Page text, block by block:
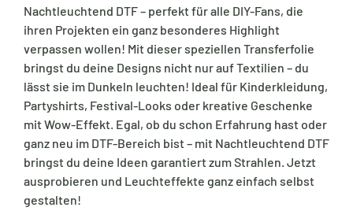
Nachtleuchtend DTF – perfekt für alle DIY-Fans, die
ihren Projekten ein ganz besonderes Highlight
verpassen wollen! Mit dieser speziellen Transferfolie
bringst du deine Designs nicht nur auf Textilien – du
lässt sie im Dunkeln leuchten! Ideal für Kinderkleidung,
Partyshirts, Festival-Looks oder kreative Geschenke
mit Wow-Effekt. Egal, ob du schon Erfahrung hast oder
ganz neu im DTF-Bereich bist – mit Nachtleuchtend DTF
bringst du deine Ideen garantiert zum Strahlen. Jetzt
ausprobieren und Leuchteffekte ganz einfach selbst
gestalten!